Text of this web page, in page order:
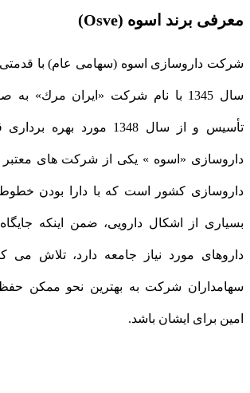
معرفی برند اسوه (Osve)
سال 1345 با نام شركت «ایران
تأسیس و از سال 1348 مورد
داروسازی «اسوه » یكی از شركت های
داروسازی كشور است كه با دارا بودن خطوط
بسیاری از اشكال دارویی، ضمن اینكه
داروهای مورد نیاز جامعه دارد، تلاش می
سهامداران شركت به بهترین نحو ممكن حفظ
امین برای ایشان باشد.